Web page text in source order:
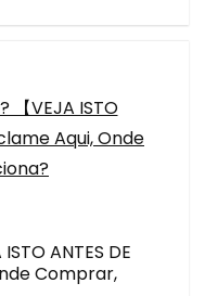
ANTES DE
Comprar,